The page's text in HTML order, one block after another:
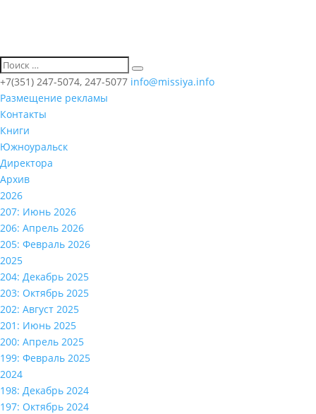
+7(351) 247-5074, 247-5077 info@missiya.info
Размещение рекламы
Контакты
Книги
Южноуральск
Директора
Архив
2026
207: Июнь 2026
206: Апрель 2026
205: Февраль 2026
2025
204: Декабрь 2025
203: Октябрь 2025
202: Август 2025
201: Июнь 2025
200: Апрель 2025
199: Февраль 2025
2024
198: Декабрь 2024
197: Октябрь 2024